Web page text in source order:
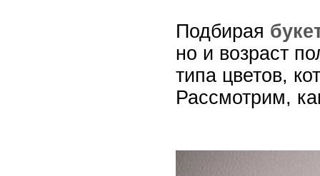
Подбирая
но и возраст
типа цветов,
Рассмотрим,